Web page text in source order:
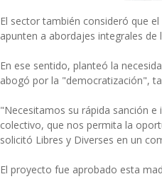
El sector también consideró que
apunten a abordajes integrales
En ese sentido, planteó la
abogó por la "democratización",
"Necesitamos su rápida sanción
colectivo, que nos permita la
solicitó Libres y Diverses en un
El proyecto fue aprobado esta